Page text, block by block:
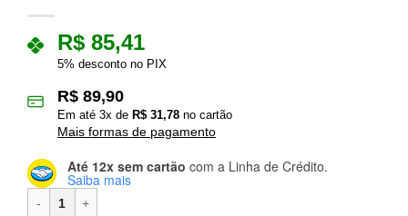
R$ 85,41
5% desconto no PIX
R$ 89,90
Em até 3x de R$ 31,78 no cartão
Mais formas de pagamento
Até 12x sem cartão com a Linha de Crédito.
Saiba mais